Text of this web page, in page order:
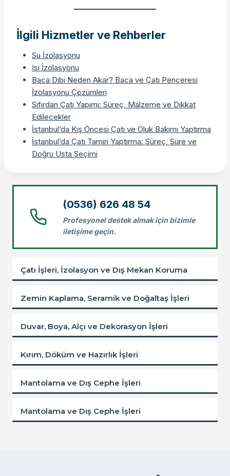
İlgili Hizmetler ve Rehberler
Su İzolasyonu
Isı İzolasyonu
Baca Dibi Neden Akar? Baca ve Çatı Penceresi
İzolasyonu Çözümleri
Sıfırdan Çatı Yapımı: Süreç, Malzeme ve Dikkat
Edilecekler
İstanbul’da Kış Öncesi Çatı ve Oluk Bakımı Yaptırma
İstanbul’da Çatı Tamiri Yaptırma: Süreç, Süre ve
Doğru Usta Seçimi
(0536) 626 48 54
Profesyonel destek almak için bizimle
iletişime geçin.
Çatı İşleri, İzolasyon ve Dış Mekan Koruma
Zemin Kaplama, Seramik ve Doğaltaş İşleri
Duvar, Boya, Alçı ve Dekorasyon İşleri
Kırım, Döküm ve Hazırlık İşleri
Mantolama ve Dış Cephe İşleri
Mantolama ve Dış Cephe İşleri